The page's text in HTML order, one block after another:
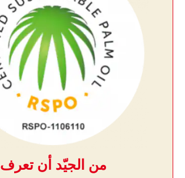
من الجيّد أن تعرف